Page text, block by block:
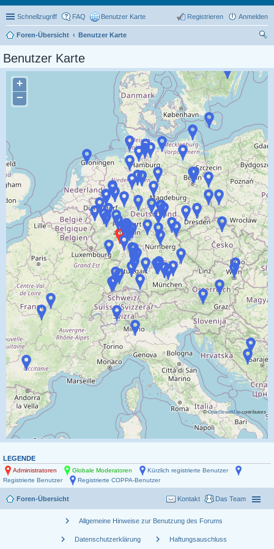
Schnellzugriff FAQ Benutzer Karte Anmelden
Registrieren
Foren-Übersicht
Benutzer Karte
Benutzer Karte
+
−
©OpenStreetMapcontributors
LEGENDE
Administratoren Globale Moderatoren
Kürzlich registrierte Benutzer
Registrierte Benutzer
Registrierte COPPA-Benutzer
Foren-Übersicht Das Team
Kontakt
chevron_right Allgemeine Hinweise zur Benutzung des Forums
chevron_right Datenschutzerklärung chevron_right Haftungsauschluss